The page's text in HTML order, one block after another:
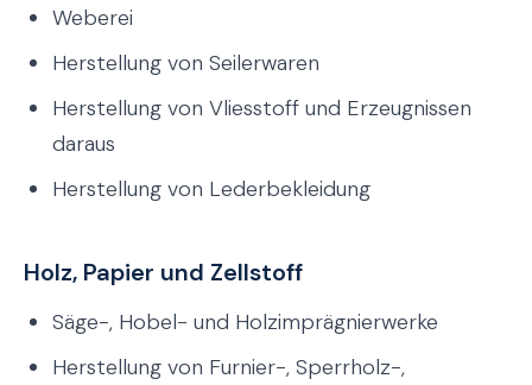
Weberei
Herstellung von Seilerwaren
Herstellung von Vliesstoff und Erzeugnissen
daraus
Herstellung von Lederbekleidung
Holz, Papier und Zellstoff
Säge-, Hobel- und Holzimprägnierwerke
Herstellung von Furnier-, Sperrholz-,